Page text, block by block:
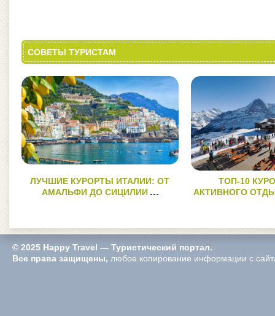
СОВЕТЫ ТУРИСТАМ
ЛУЧШИЕ КУРОРТЫ ИТАЛИИ: ОТ
АМАЛЬФИ ДО СИЦИЛИИ
ТОП-10
АКТИВНОГО
© 2025 Happy Travel — Туристический портал.
Все права защищены, любое копирование информации с